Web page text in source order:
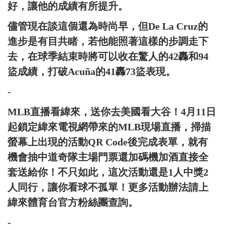
好，讓他的成績有所提升。
儘管現在談這個還為時尚早，但De La Cruz的
進步是有目共睹，若他能照著這樣的步調走下
去，在球季結束時將可以收在驚人的42轟和94
盜成績，打破Acuña的41轟73盜表現。
-
MLB直播看緯來，送你去美國看大谷！4月11日
起鎖定緯來電視網帶來的MLB現場直播，掃描
螢幕上出現的活動QR Code後完成表單，就有
機會抽中道奇隊主場門票還加碼機加酒直接全
套送給你！不只如此，這次活動還是1人中獎2
人同行，讓你看球不孤單！更多活動辦法請上
緯來體育台官方粉絲團查詢。
-